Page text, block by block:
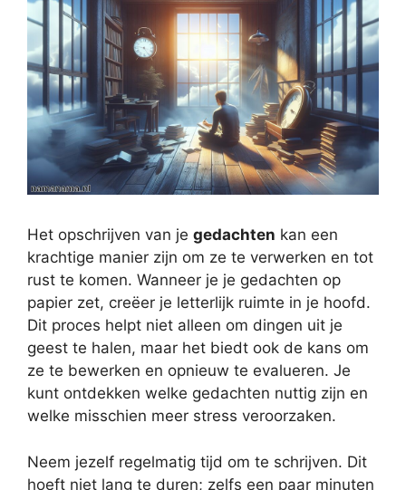
Het opschrijven van je gedachten kan een
krachtige manier zijn om ze te verwerken en tot
rust te komen. Wanneer je je gedachten op
papier zet, creëer je letterlijk ruimte in je hoofd.
Dit proces helpt niet alleen om dingen uit je
geest te halen, maar het biedt ook de kans om
ze te bewerken en opnieuw te evalueren. Je
kunt ontdekken welke gedachten nuttig zijn en
welke misschien meer stress veroorzaken.
Neem jezelf regelmatig tijd om te schrijven. Dit
hoeft niet lang te duren; zelfs een paar minuten